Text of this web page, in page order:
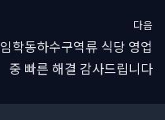
다음
임학동하수구역류 식당 영업
중 빠른 해결 감사드립니다